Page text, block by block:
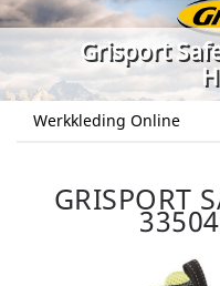
Grisport
Werkkleding Online
GRISPORT